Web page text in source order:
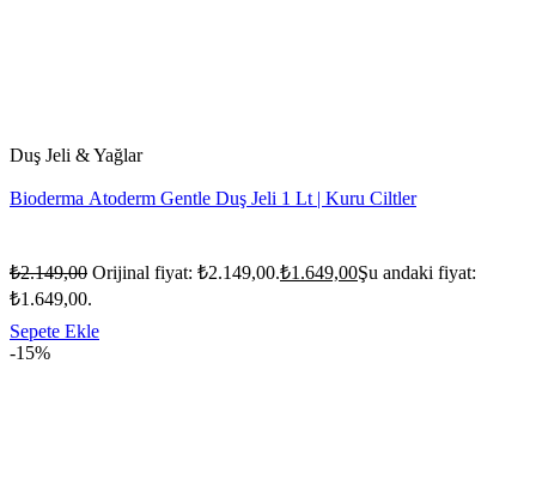
Duş Jeli & Yağlar
Bioderma Atoderm Gentle Duş Jeli 1 Lt | Kuru Ciltler
₺2.149,00 Orijinal fiyat: ₺2.149,00.₺1.649,00Şu andaki fiyat:
₺1.649,00.
Sepete Ekle
-15%